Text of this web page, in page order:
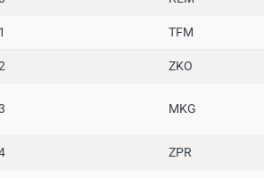
TFM
ZKO
MKG
ZPR